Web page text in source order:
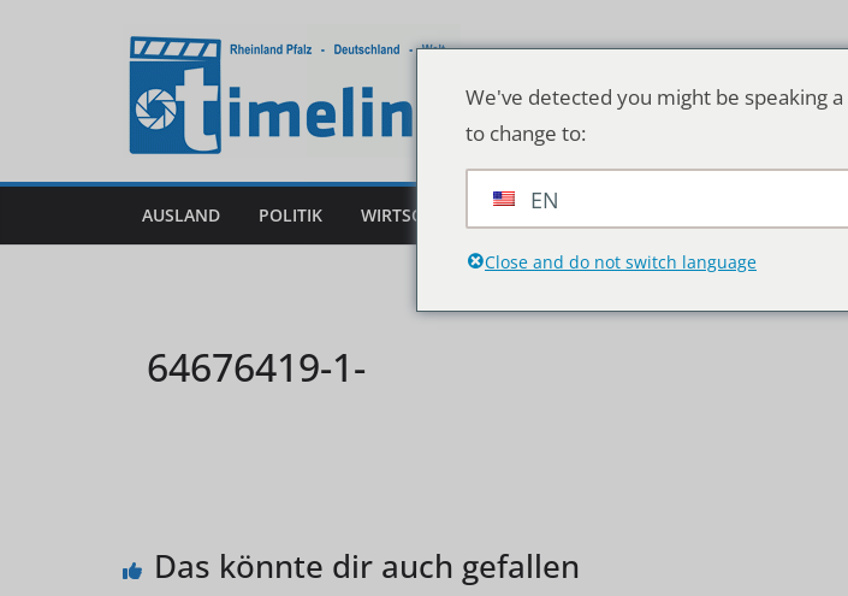
AUSLAND POLITIK WIRTSCHAFT DEUTSCHLAND & WELT
64676419-1-
Das könnte dir auch gefallen
We've detected you might be speaking
to change to:
EN
Close and do not switch language